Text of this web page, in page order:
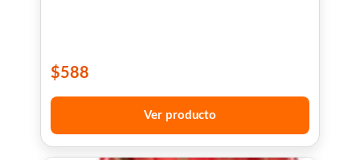
$588
Ver producto